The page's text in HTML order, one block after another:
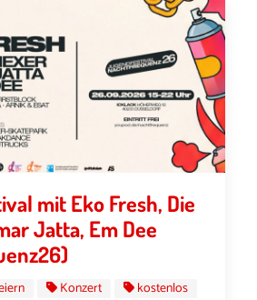
mit Eko Fresh, Die
Jatta, Em Dee
Konzert
kostenlos